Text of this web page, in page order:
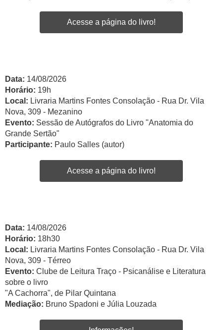
Acesse a página do livro!
Data: 14/08/2026
Horário: 19h
Local: Livraria Martins Fontes Consolação - Rua Dr. Vila
Nova, 309 - Mezanino
Evento: Sessão de Autógrafos do Livro "Anatomia do
Grande Sertão"
Participante: Paulo Salles (autor)
Acesse a página do livro!
Data: 14/08/2026
Horário: 18h30
Local: Livraria Martins Fontes Consolação - Rua Dr. Vila
Nova, 309 - Térreo
Evento: Clube de Leitura Traço - Psicanálise e Literatura
sobre o livro
"A Cachorra", de Pilar Quintana
Mediação: Bruno Spadoni e Júlia Louzada